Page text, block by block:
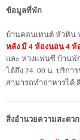
ข้อมูลที่พัก
บ้านคอนเทนต์ หัวหิน
หลัง มี 4 ห้องนอน 4 ห้
และ ห่วงแฟนซี บ้านพั
ได้ถึง 24..00 น. บริการ
สามารถทำอาหารได้
สิ่งอำนวยความสะดว